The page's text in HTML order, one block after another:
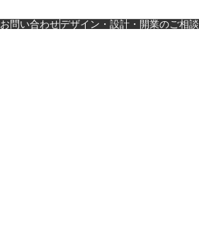
お問い合わせデザイン・設計・開業のご相談